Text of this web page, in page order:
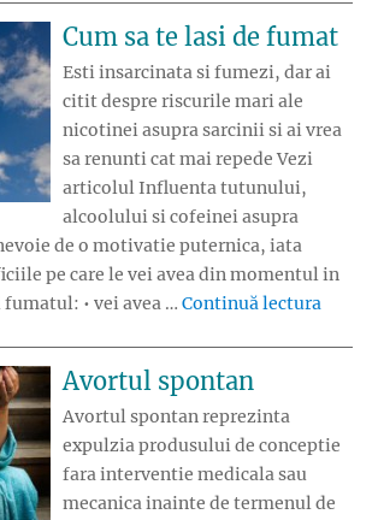
Cum sa te lasi de fumat
Esti insarcinata si fumezi, dar ai
citit despre riscurile mari ale
nicotinei asupra sarcinii si ai vrea
sa renunti cat mai repede Vezi
articolul Influenta tutunului,
alcoolului si cofeinei asupra
de o motivatie puternica, iata
pe care le vei avea din momentul in
• vei avea … Continuă lectura
Avortul spontan
Avortul spontan reprezinta
expulzia produsului de conceptie
fara interventie medicala sau
mecanica inainte de termenul de